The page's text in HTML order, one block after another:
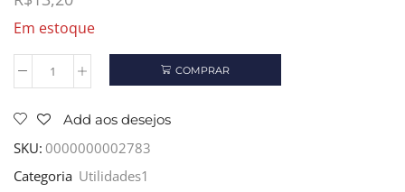
Em estoque
GRAMPO
CABELO
DARMA
CASTANHO
C/100
COMPRAR
Add aos desejos
SKU: 0000000002783
Categoria Utilidades1